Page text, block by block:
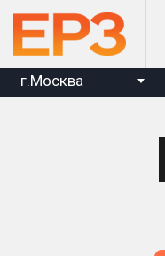
г.Москва